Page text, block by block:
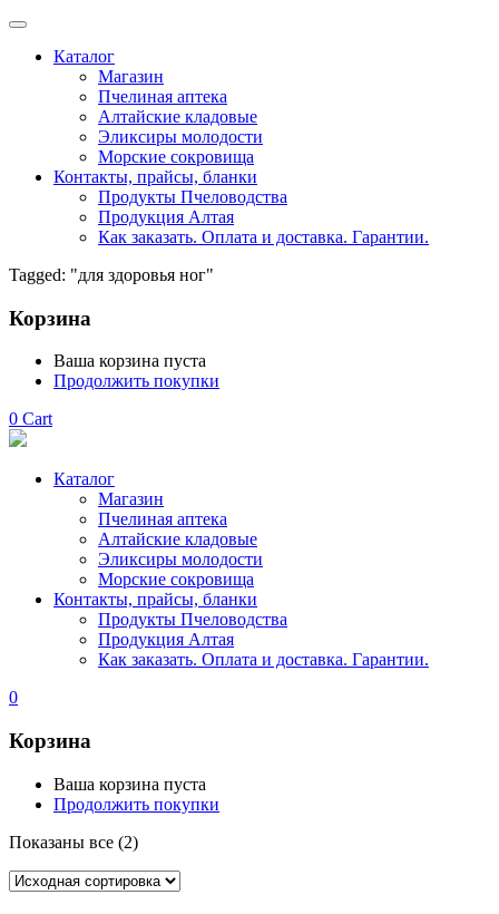
Каталог
Магазин
Пчелиная аптека
Алтайские кладовые
Эликсиры молодости
Морские сокровища
Контакты, прайсы, бланки
Продукты Пчеловодства
Продукция Алтая
Как заказать. Оплата и доставка. Гарантии.
Tagged: "для здоровья ног"
Корзина
Ваша корзина пуста
Продолжить покупки
0 Cart
Каталог
Магазин
Пчелиная аптека
Алтайские кладовые
Эликсиры молодости
Морские сокровища
Контакты, прайсы, бланки
Продукты Пчеловодства
Продукция Алтая
Как заказать. Оплата и доставка. Гарантии.
0
Корзина
Ваша корзина пуста
Продолжить покупки
Показаны все (2)